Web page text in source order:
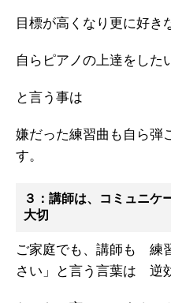
目標が高くなり更に好き
自らピアノの上達をした
と言う事は
嫌だった練習曲も自ら弾
す。
３：講師は、コミュニケ
大切
ご家庭でも、講師も 練
さい」と言う言葉は 逆